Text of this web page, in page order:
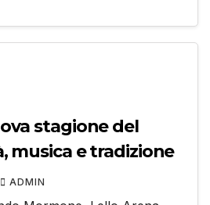
stagione del
musica e tradizione
ADMIN